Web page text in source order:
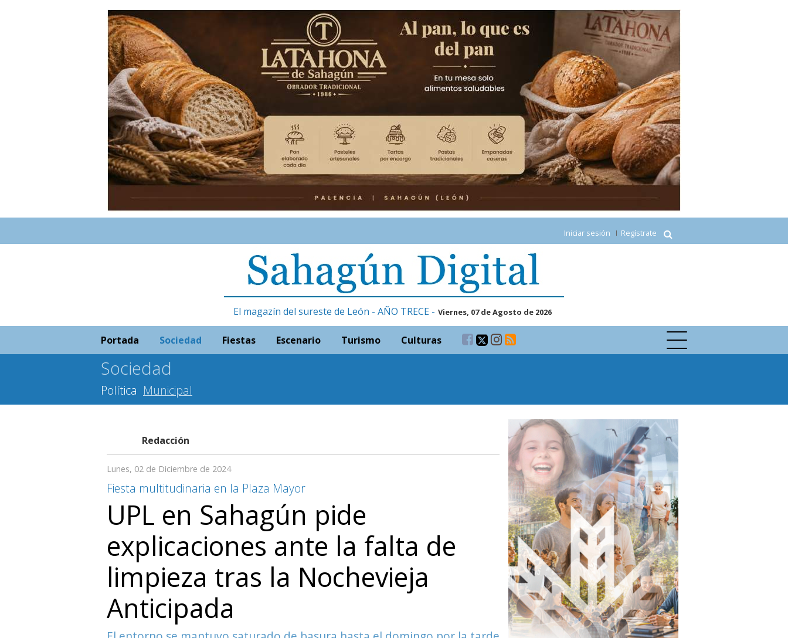
Iniciar sesión Regístrate
El magazín del sureste de León - AÑO TRECE - Viernes, 07 de Agosto de 2026
Portada Sociedad Fiestas Escenario Turismo Culturas
Sociedad
Política Municipal
Redacción
Lunes, 02 de Diciembre de 2024
Fiesta multitudinaria en la Plaza Mayor
UPL en Sahagún pide
explicaciones ante la falta de
limpieza tras la Nochevieja
Anticipada